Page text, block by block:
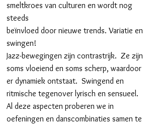
smeltkroes van culturen en wordt nog
steeds
beïnvloed door nieuwe trends. Variatie en
swingen!
Jazz-bewegingen zijn contrastrijk. Ze zijn
soms vloeiend en soms scherp, waardoor
er dynamiek ontstaat. Swingend en
ritmische tegenover lyrisch en sensueel.
Al deze aspecten proberen we in
oefeningen en danscombinaties samen te